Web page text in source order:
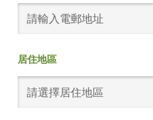
居住地區
請選擇居住地區